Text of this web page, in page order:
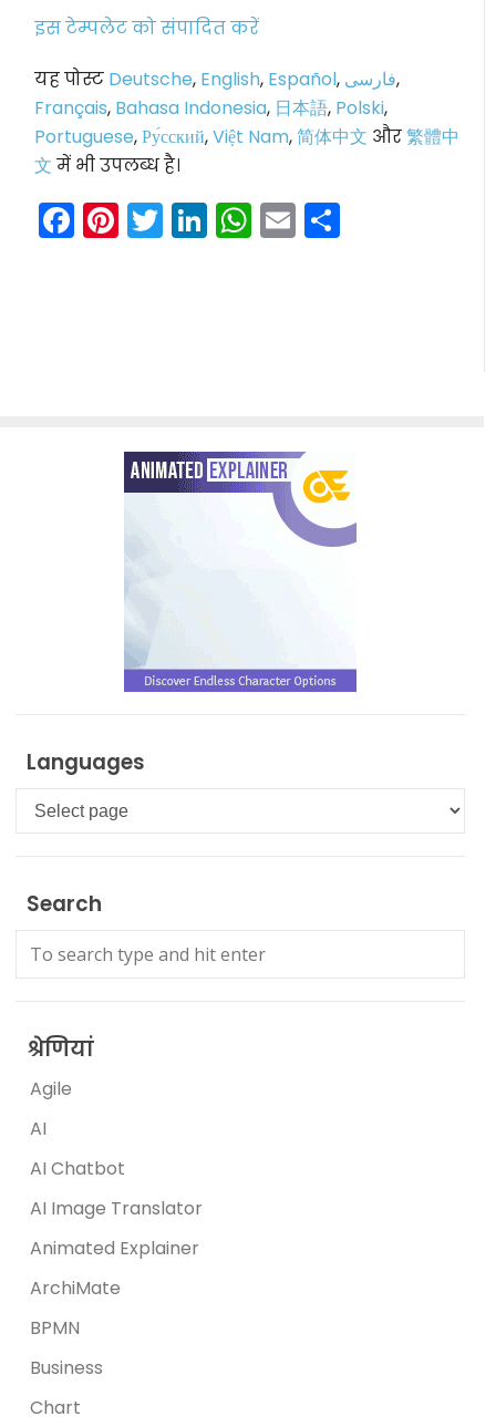
इस टेम्पलेट को संपादित करें
यह पोस्ट Deutsche, English, Español, فارسی,
Français, Bahasa Indonesia, 日本語, Polski,
Portuguese,Ру́сский,Việt Nam,简体中文 और繁體中
文 में भी उपलब्ध है।
Facebook
Pinterest
Twitter
LinkedIn
WhatsApp
Email
Languages
Languages
Search
श्रेणियां
Agile
AI
AI Chatbot
AI Image Translator
Animated Explainer
ArchiMate
BPMN
Business
Chart